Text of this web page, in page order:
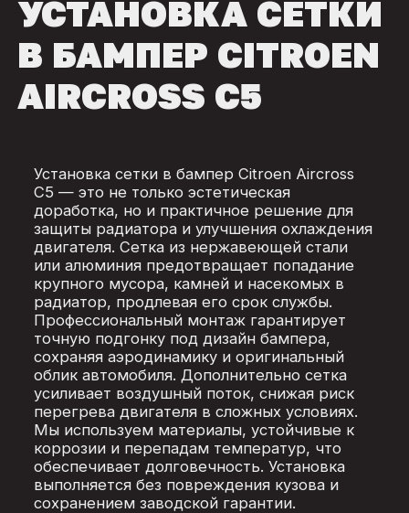
УСТАНОВКА СЕТКИ
В БАМПЕР CITROEN
AIRCROSS C5
Установка сетки в бампер Citroen Aircross
C5 — это не только эстетическая
доработка, но и практичное решение для
защиты радиатора и улучшения охлаждения
двигателя. Сетка из нержавеющей стали
или алюминия предотвращает попадание
крупного мусора, камней и насекомых в
радиатор, продлевая его срок службы.
Профессиональный монтаж гарантирует
точную подгонку под дизайн бампера,
сохраняя аэродинамику и оригинальный
облик автомобиля. Дополнительно сетка
усиливает воздушный поток, снижая риск
перегрева двигателя в сложных условиях.
Мы используем материалы, устойчивые к
коррозии и перепадам температур, что
обеспечивает долговечность. Установка
выполняется без повреждения кузова и
сохранением заводской гарантии.